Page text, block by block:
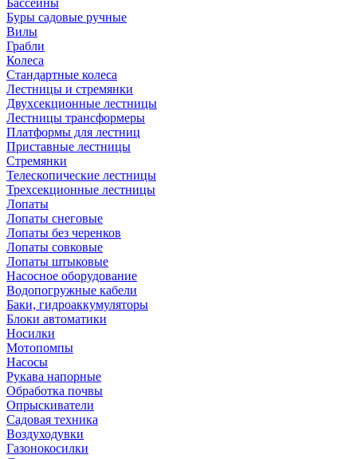
Бассейны
Буры садовые ручные
Вилы
Грабли
Колеса
Стандартные колеса
Лестницы и стремянки
Двухсекционные лестницы
Лестницы трансформеры
Платформы для лестниц
Приставные лестницы
Стремянки
Телескопические лестницы
Трехсекционные лестницы
Лопаты
Лопаты снеговые
Лопаты без черенков
Лопаты совковые
Лопаты штыковые
Насосное оборудование
Водопогружные кабели
Баки, гидроаккумуляторы
Блоки автоматики
Носилки
Мотопомпы
Насосы
Рукава напорные
Обработка почвы
Опрыскиватели
Садовая техника
Воздуходувки
Газонокосилки